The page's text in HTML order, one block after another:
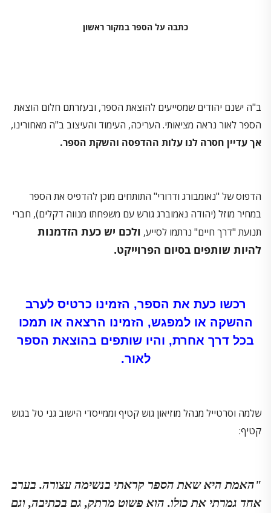
כתבה על הספר במקור ראשון
ב"ה ישנם יהודים שמסייעים להוצאת הספר, ובעזרתם חלום הוצאת
הספר לאור נראה מציאותי. העריכה, העימוד והעיצוב ב"ה מאחורינו,
אך עדיין חסרה לנו עלות ההדפסה והשקת הספר.
הדפוס של "נאומבורג ודרורי" התותחים מוכן להדפיס את הספר
במחיר מוזל (יהודה נאמוברג גורש עם משפחתו מנווה דקלים), חברי
תנועת "דרך חיים" נרתמו לסייע, ולכם יש כעת הזדמנות
להיות שותפים בסיום הפרוייקט.
רכשו כעת את הספר, הזמינו כרטיס לערב
ההשקה או למפגש, הזמינו הרצאה או תמכו
בכל דרך אחרת, והיו שותפים בהוצאת הספר
לאור.
שלמה וסרטייל מנהל מוזיאון גוש קטיף וממייסדי הישוב גני טל בגוש
קטיף:
"האמת היא שאת הספר קראתי בנשימה עצורה. בערב
אחד גמרתי את כולו. הוא פשוט מרתק, גם בכתיבה, וגם